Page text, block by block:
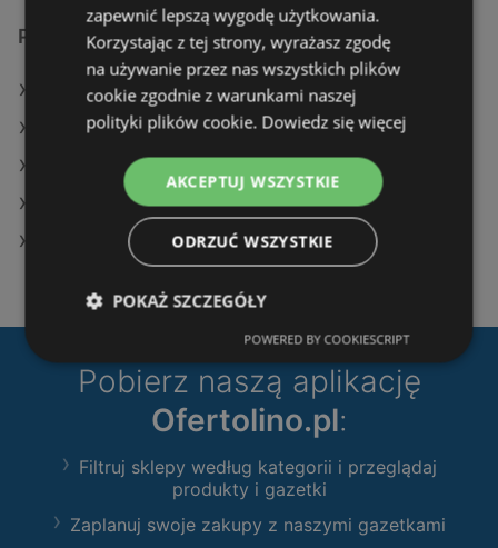
Podobne sklepy detaliczne
Oferty Rossmann
Oferty Natura Drogerie
Oferty Hebe
Oferty Super-Pharm
Oferty Drogeria Jasmin
Pobierz naszą aplikację
Ofertolino.pl:
Filtruj sklepy według kategorii i przeglądaj
produkty i gazetki
Zaplanuj swoje zakupy z naszymi gazetkami
zapewnić lepszą wygodę użytkowania.
Korzystając z tej strony, wyrażasz zgodę
na używanie przez nas wszystkich plików
cookie zgodnie z warunkami naszej
polityki plików cookie. Dowiedz się więcej
AKCEPTUJ WSZYSTKIE
ODRZUĆ WSZYSTKIE
POKAŻ SZCZEGÓŁY
POWERED BY COOKIESCRIPT